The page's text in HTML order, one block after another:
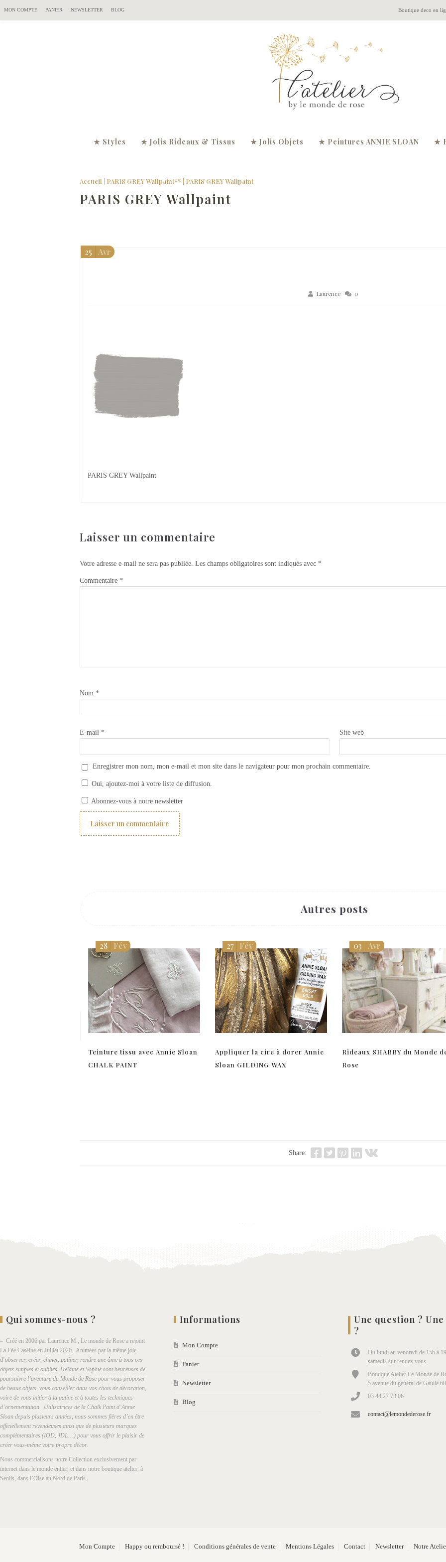
Boutique deco en
MON COMPTE PANIER NEWSLETTER BLOG
★ Styles ★ Jolis Rideaux & Tissus ★ Jolis Objets ★ Peintures ANNIE SLOAN ★
Accueil PARIS GREY Wallpaint™ PARIS GREY Wallpaint
PARIS GREY Wallpaint
Laurence 0
25 Avr
PARIS GREY Wallpaint
Laisser un commentaire
Votre adresse e-mail ne sera pas publiée. Les champs obligatoires sont indiqués avec *
Commentaire *
Nom *
E-mail * Site web
Enregistrer mon nom, mon e-mail et mon site dans le navigateur pour mon prochain commentaire.
Oui, ajoutez-moi à votre liste de diffusion.
Abonnez-vous à notre newsletter
Autres posts
Teinture tissu avec Annie Sloan
CHALK PAINT
28 Fév
Appliquer la cire à dorer Annie
Sloan GILDING WAX
27 Fév
Rideaux SHABBY du Monde
Rose
03 Avr
Share:
Qui sommes-nous ?
– Créé en 2006 par Laurence M., Le monde de Rose a rejoint
La Fée Caséine en Juillet 2020. Animées par la même joie
d’observer, créer, chiner, patiner, rendre une âme à tous ces
objets simples et oubliés, Helaine et Sophie sont heureuses de
poursuivre l’aventure du Monde de Rose pour vous proposer
de beaux objets, vous conseiller dans vos choix de décoration,
voire de vous initier à la patine et à toutes les techniques
d’ornementation. Utilisatrices de la Chalk Paint d’Annie
Sloan depuis plusieurs années, nous sommes fières d’en être
officiellement revendeuses ainsi que de plusieurs marques
complémentaires (IOD, JDL…) pour vous offrir le plaisir de
créer vous-même votre propre décor.
Nous commercialisons notre Collection exclusivement par
internet dans le monde entier, et dans notre boutique atelier, à
Senlis, dans l’Oise au Nord de Paris.
Informations
Mon Compte
Panier
Newsletter
Blog
Une question ?
?
Du lundi au vendredi de 15h à
samedis sur rendez-vous.
Boutique Atelier Le Monde de
5 avenue du général de Gaulle
03 44 27 73 06
contact@lemondederose.fr
Mon Compte Happy ou remboursé ! Conditions générales de vente Mentions Légales Contact Newsletter Notre